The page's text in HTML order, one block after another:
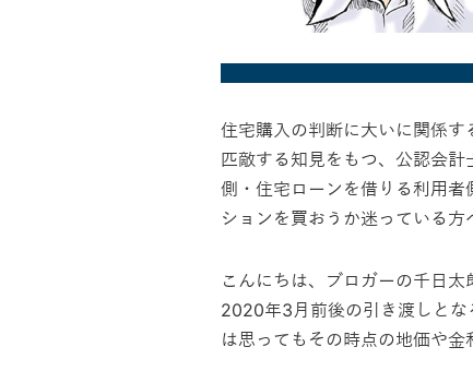
住宅購入の判断に大いに関係
匹敵する知見をもつ、公認会
側・住宅ローンを借りる利用
ションを買おうか迷っている方
こんにちは、ブロガーの千日太
2020年3月前後の引き渡しと
は思ってもその時点の地価や金